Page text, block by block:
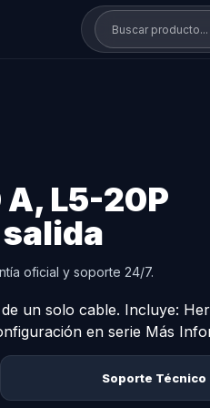
A, L5-20P
salida
oficial y soporte 24/7.
un solo cable. Incluye:
en serie Más
Soporte Técnico